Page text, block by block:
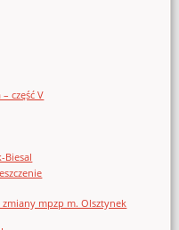
część V
Biesal
mpzp m. Olsztynek